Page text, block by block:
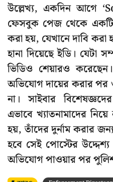
উল্লেখ্য, একদিন আগে
ফেসবুক পেজ থেকে একটি
করা হয়, যেখানে দাবি
হানা দিয়েছে ইডি। যেটা
ভিডিও শেয়ারও
অভিযোগ দায়ের করার পর
না। সাইবার
এভাবে খ্যাতনামাদের
হয়, তাঁদের দুর্নাম করার
হবে সেই পোস্টের
অভিযোগ পাওয়ার পর